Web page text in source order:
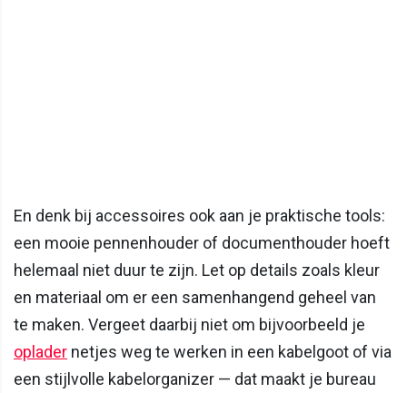
En denk bij accessoires ook aan je praktische tools:
een mooie pennenhouder of documenthouder hoeft
helemaal niet duur te zijn. Let op details zoals kleur
en materiaal om er een samenhangend geheel van
te maken. Vergeet daarbij niet om bijvoorbeeld je
oplader netjes weg te werken in een kabelgoot of via
een stijlvolle kabelorganizer — dat maakt je bureau